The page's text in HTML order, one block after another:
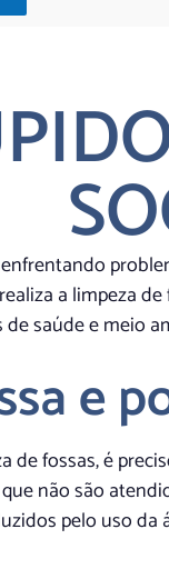
a limpeza
saúde e meio
e
fossas, é
não são
pelo uso da